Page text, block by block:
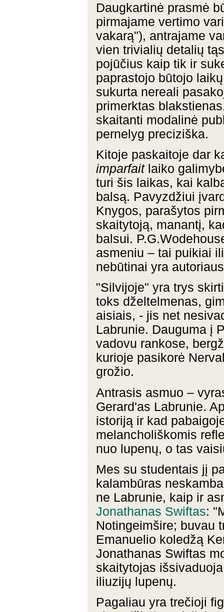
Daugkartinė prasmė
pirmajame vertimo
vakarą"), antrajame
vien trivialių detalių
pojūčius kaip tik ir
paprastojo būtojo
sukurta nereali
primerktas
skaitanti modalinė
pernelyg preciziška.
Kitoje paskaitoje dar
imparfaitlaiko
turi šis laikas, kai
balsą. Pavyzdžiui
Knygos, parašytos
skaitytoją, manantį,
balsui.
asmeniu – tai puikiai
nebūtinai yra
"Silvijoje" yra trys
toks dželtelmenas,
aisiais, - jis net
Labrunie. Dauguma į
vadovu rankose,
kurioje pasikorė
grožio.
Antrasis asmuo –
Gerard'as Labrunie.
istoriją ir kad
melancholiškomis
nuo lupenų, o tas
Mes su studentais jį
kalambūras
ne Labrunie, kaip ir
Jonathanas Swiftas:
Notingeimšire; buvau
Emanuelio koledžą
Jonathanas Swiftas
skaitytojas
iliuzijų lupenų.
Pagaliau yra trečioji